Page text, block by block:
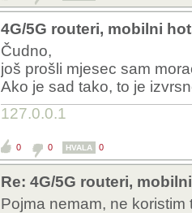
4G/5G routeri, mobilni
Čudno,
još prošli mjesec sam
Ako je sad tako, to je
127.0.0.1
0 0 HVALA 0
Re: 4G/5G routeri,
Pojma nemam, ne